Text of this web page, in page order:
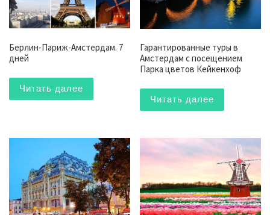
Берлин-Париж-Амстердам. 7
дней
Читать далее
Гарантированные туры в
Амстердам с посещением
Парка цветов Кейкенхоф
Читать далее